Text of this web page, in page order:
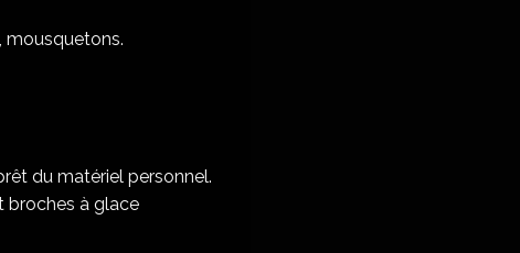
mousquetons.
du matériel personnel.
broches à glace